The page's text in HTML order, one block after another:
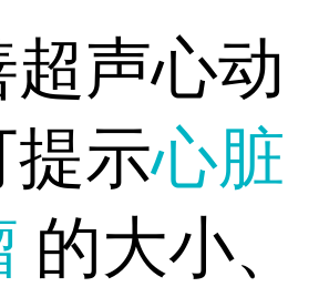
超声心动
提示心脏
的大小、